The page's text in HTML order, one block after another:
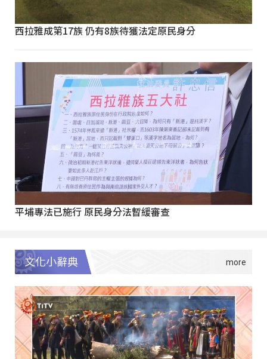
西拉雅成第17族 仍有8族待獲法定原民身分
平埔專法已施行 原民身分法暫緩審查
文化小辭典